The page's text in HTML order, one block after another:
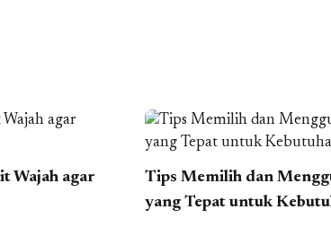
Wajah agar
Tips Memilih dan
yang Tepat untuk